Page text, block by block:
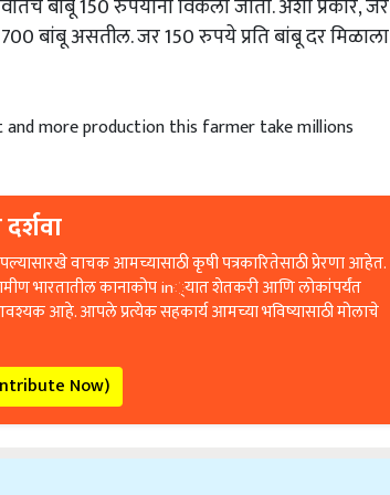
बांबू 150 रुपयांना विकला जातो. अशा प्रकारे, जर
बांबू असतील. जर 150 रुपये प्रति बांबू दर मिळाला
more production this farmer take millions
वाचक आमच्यासाठी कृषी पत्रकारितेसाठी प्रेरणा आहेत.
भारतातील कानाकोप in्यात शेतकरी आणि लोकांपर्यंत
आहे. आपले प्रत्येक सहकार्य आमच्या भविष्यासाठी मोलाचे
Now)